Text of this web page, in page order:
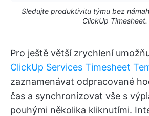
Sledujte produktivitu týmu bez
ClickUp Timesheet.
Pro ještě větší zrychlení
ClickUp Services Timesheet
zaznamenávat odpracované
čas a synchronizovat vše s
pouhými několika kliknutími.